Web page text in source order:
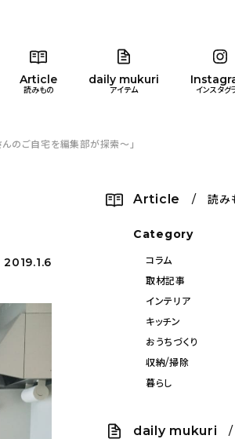
Article
読みもの
daily mukuri
アイテム インスタグ
インテリア
のご自宅を編集部が探索〜」
2019.1.6
Article / 読み
Category
コラム
取材記事
インテリア
キッチン
おうちづくり
収納/掃除
暮らし
daily mukuri /